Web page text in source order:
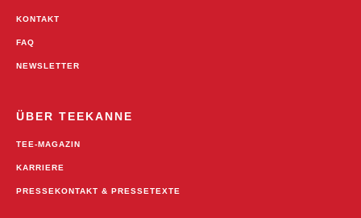
KONTAKT
FAQ
NEWSLETTER
ÜBER TEEKANNE
TEE-MAGAZIN
KARRIERE
PRESSEKONTAKT & PRESSETEXTE